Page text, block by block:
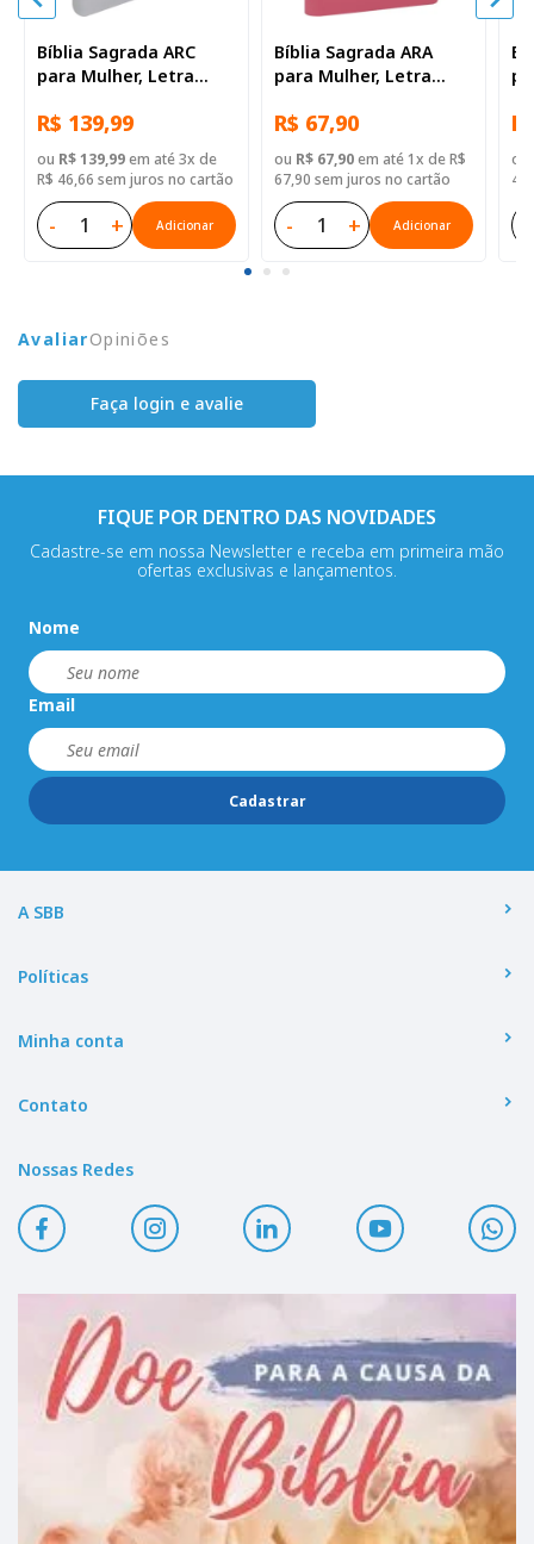
Bíblia Sagrada ARC
para Mulher, Letra
de Jesus destacadas,
Capa Couro Sintético
Branca
R$ 139,99
ou R$ 139,99em até 3x de
R$ 46,66 sem juros no cartão
- + Adicionar
Bíblia Sagrada ARA
para Mulher, Letra
Sintético Rosa
R$ 67,90
ou R$ 67,90em até 1x de R$
67,90 sem juros no cartão
- + Adicionar
ou
AvaliarOpiniões
Faça login e avalie
FIQUE POR DENTRO DAS NOVIDADES
Cadastre-se em nossa Newsletter e receba em primeira mão
ofertas exclusivas e lançamentos.
Nome
Email
Cadastrar
A SBB
Políticas
Minha conta
Contato
Nossas Redes